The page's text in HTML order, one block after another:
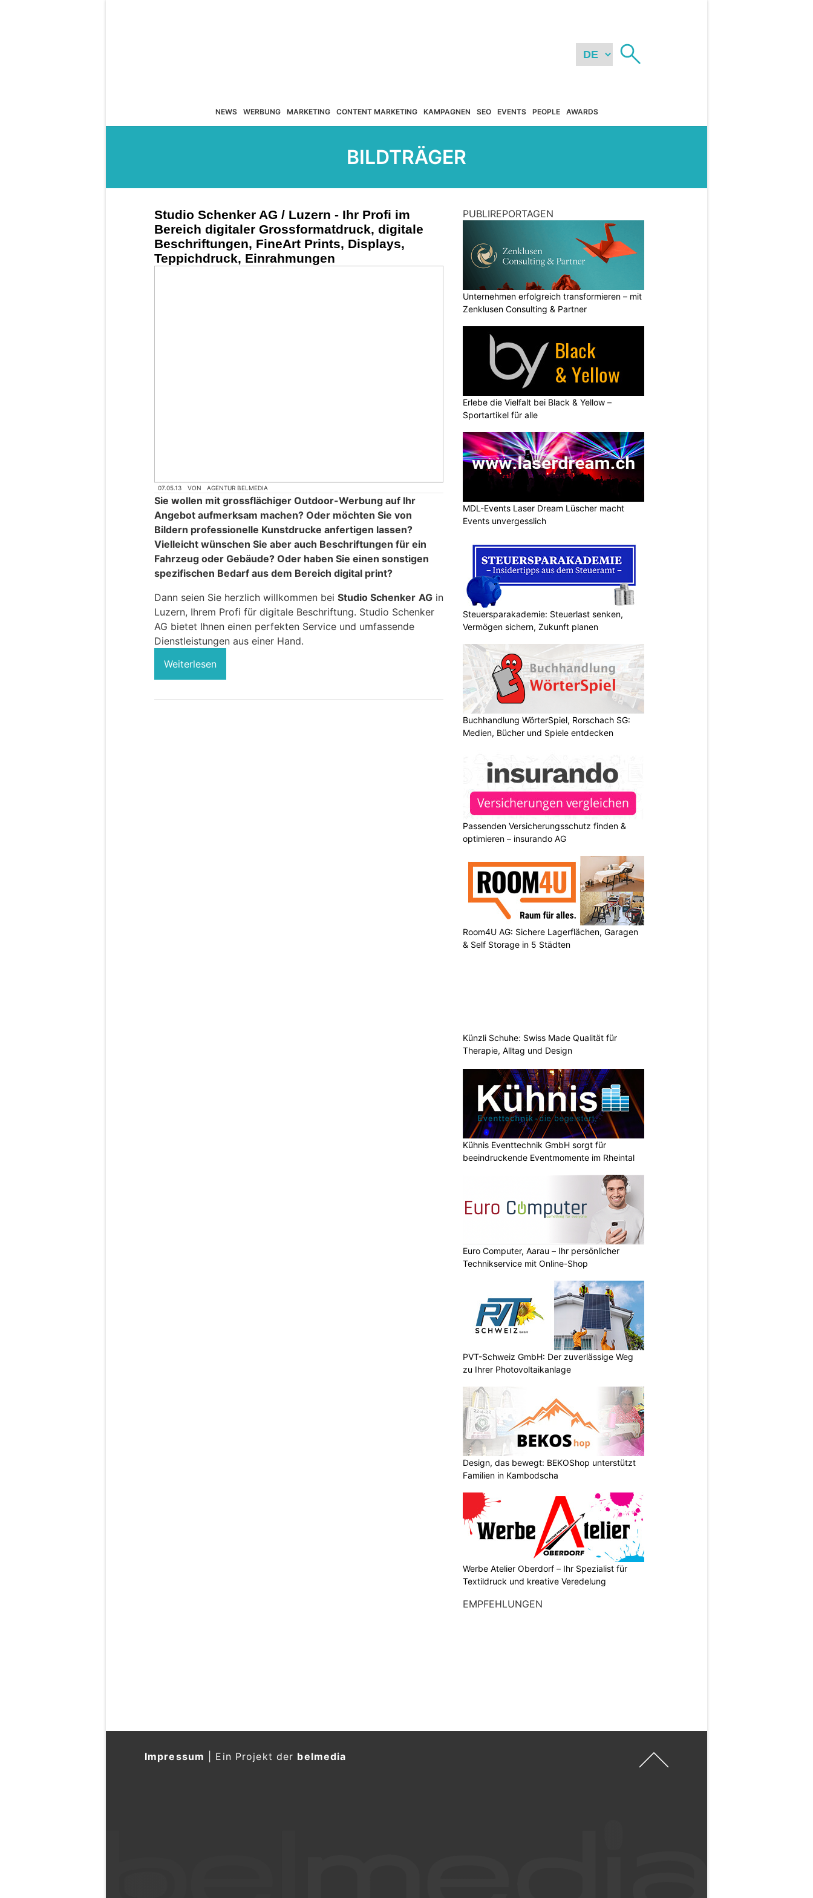
NEWS WERBUNG MARKETING CONTENT MARKETING KAMPAGNEN SEO EVENTS PEOPLE AWARDS
BILDTRÄGER
Studio Schenker AG / Luzern - Ihr Profi im
Bereich digitaler Grossformatdruck, digitale
Beschriftungen, FineArt Prints, Displays,
Teppichdruck, Einrahmungen
07.05.13 VON AGENTUR BELMEDIA
Sie wollen mit grossflächiger Outdoor-Werbung auf Ihr
Angebot aufmerksam machen? Oder möchten Sie von
Bildern professionelle Kunstdrucke anfertigen lassen?
Vielleicht wünschen Sie aber auch Beschriftungen für ein
Fahrzeug oder Gebäude? Oder haben Sie einen sonstigen
spezifischen Bedarf aus dem Bereich digital print?
Dann seien Sie herzlich willkommen bei Studio Schenker AG in
Luzern, Ihrem Profi für digitale Beschriftung. Studio Schenker
AG bietet Ihnen einen perfekten Service und umfassende
Dienstleistungen aus einer Hand.
Weiterlesen
PUBLIREPORTAGEN
Unternehmen erfolgreich transformieren – mit
Zenklusen Consulting & Partner
Erlebe die Vielfalt bei Black & Yellow –
Sportartikel für alle
MDL-Events Laser Dream Lüscher macht
Events unvergesslich
Steuersparakademie: Steuerlast senken,
Vermögen sichern, Zukunft planen
Buchhandlung WörterSpiel, Rorschach SG:
Medien, Bücher und Spiele entdecken
Passenden Versicherungsschutz finden &
optimieren – insurando AG
Room4U AG: Sichere Lagerflächen, Garagen
& Self Storage in 5 Städten
Künzli Schuhe: Swiss Made Qualität für
Therapie, Alltag und Design
Kühnis Eventtechnik GmbH sorgt für
beeindruckende Eventmomente im Rheintal
Euro Computer, Aarau – Ihr persönlicher
Technikservice mit Online-Shop
PVT-Schweiz GmbH: Der zuverlässige Weg
zu Ihrer Photovoltaikanlage
Design, das bewegt: BEKOShop unterstützt
Familien in Kambodscha
Werbe Atelier Oberdorf – Ihr Spezialist für
Textildruck und kreative Veredelung
EMPFEHLUNGEN
Impressum Ein Projekt der belmedia